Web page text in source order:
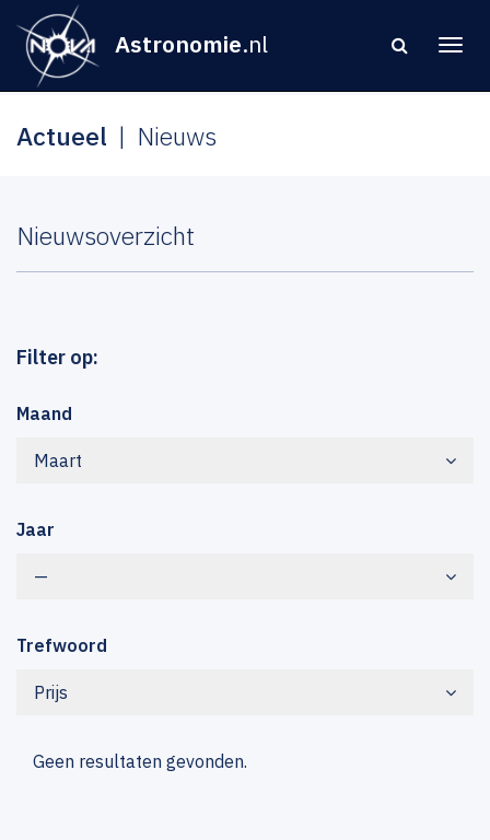
Astronomie.nl
Actueel Nieuws
Nieuwsoverzicht
Filter op:
Maand
Maart
Jaar
—
Trefwoord
Prijs
Geen resultaten gevonden.